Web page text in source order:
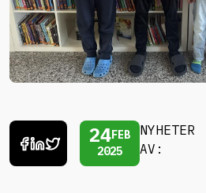
24FEB
2025
NYHETER
AV: